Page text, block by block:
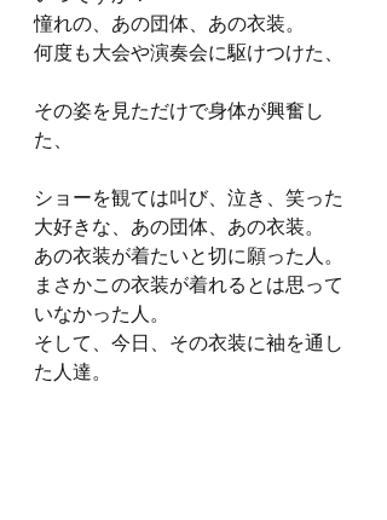
憧れの、あの団体、あの衣装。
何度も大会や演奏会に駆けつけた、
その姿を見ただけで身体が興奮し
た、
ショーを観ては叫び、泣き、笑った
大好きな、あの団体、あの衣装。
あの衣装が着たいと切に願った人。
まさかこの衣装が着れるとは思って
いなかった人。
そして、今日、その衣装に袖を通し
た人達。